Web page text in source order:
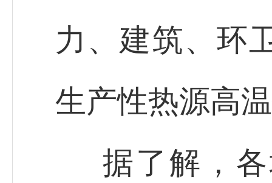
力、建筑、环
生产性热源高
据了解，